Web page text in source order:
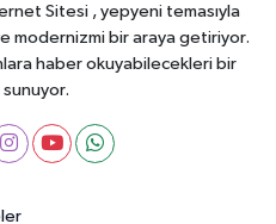
Sitesi , yepyeni temasıyla
modernizmi bir araya getiriyor.
haber okuyabilecekleri bir
sunuyor.